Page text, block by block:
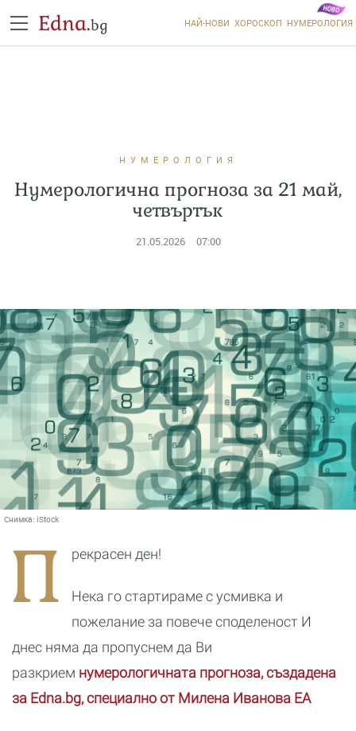
Edna.bg НАЙ-НОВИ ХОРОСКОП НУМЕРОЛОГИЯ
НУМЕРОЛОГИЯ
Нумерологична прогноза за 21 май,
четвъртък
21.05.2026 07:00
Снимка: iStock
П рекрасен ден!
Нека го стартираме с усмивка и
пожелание за повече споделеност И
днес няма да пропуснем да Ви
разкрием нумерологичната прогноза, създадена
за Edna.bg, специално от Милена Иванова ЕА